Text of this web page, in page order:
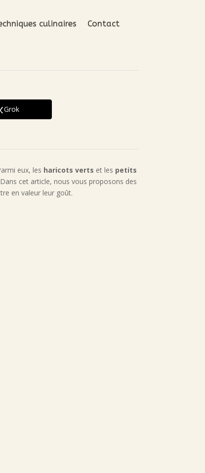
culinaires Contact
Grok
eux, les haricots verts et les petits
cet article, nous vous proposons des
en valeur leur goût.